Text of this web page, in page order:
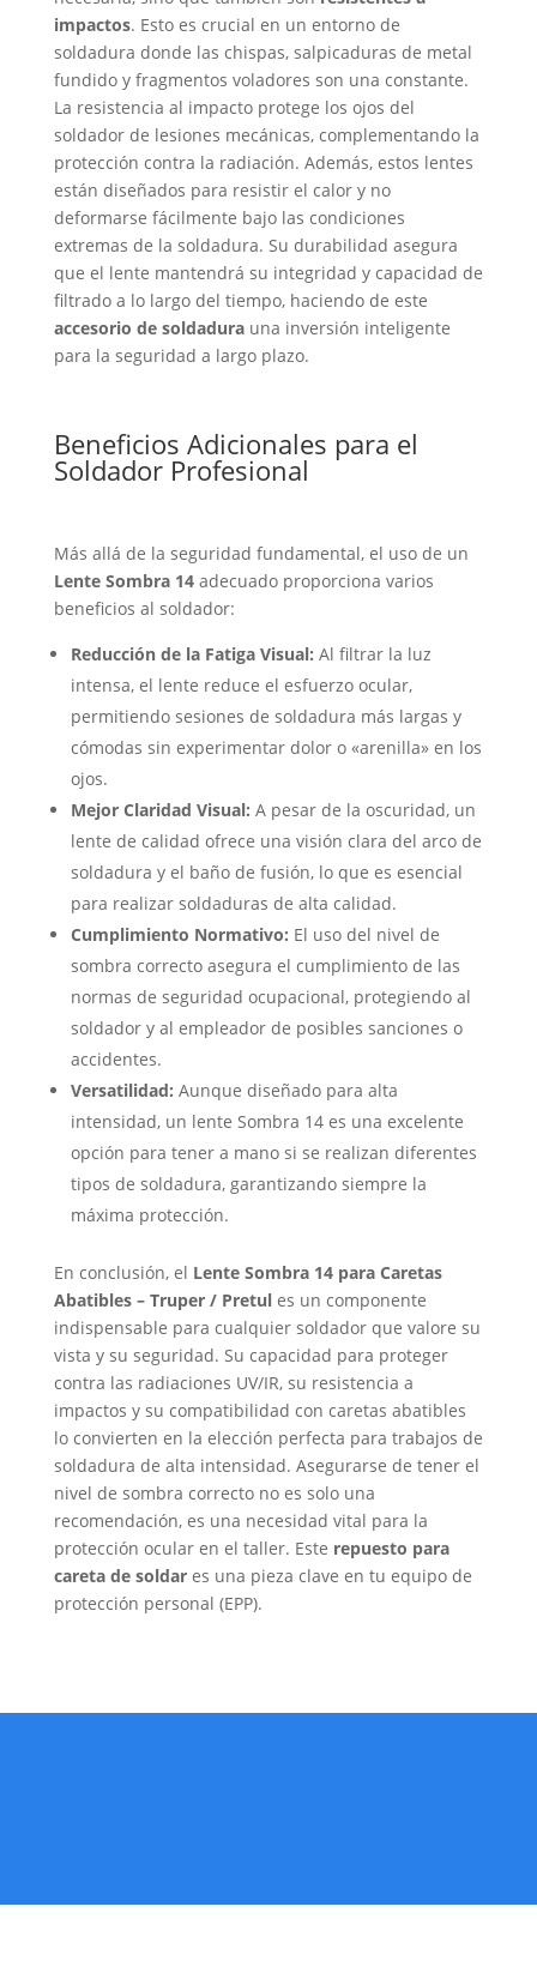
impactos. Esto es crucial en un entorno de
soldadura donde las chispas, salpicaduras de metal
fundido y fragmentos voladores son una constante.
La resistencia al impacto protege los ojos del
soldador de lesiones mecánicas, complementando la
protección contra la radiación. Además, estos lentes
están diseñados para resistir el calor y no
deformarse fácilmente bajo las condiciones
extremas de la soldadura. Su durabilidad asegura
que el lente mantendrá su integridad y capacidad de
filtrado a lo largo del tiempo, haciendo de este
accesorio de soldadurauna inversión inteligente
para la seguridad a largo plazo.
Beneficios Adicionales para el
Soldador Profesional
Más allá de la seguridad fundamental, el uso de un
Lente Sombra 14adecuado proporciona varios
beneficios al soldador:
Reducción de la Fatiga Visual: Al filtrar la luz
intensa, el lente reduce el esfuerzo ocular,
permitiendo sesiones de soldadura más largas y
cómodas sin experimentar dolor o «arenilla» en los
ojos.
Mejor Claridad Visual: A pesar de la oscuridad, un
lente de calidad ofrece una visión clara del arco de
soldadura y el baño de fusión, lo que es esencial
para realizar soldaduras de alta calidad.
Cumplimiento Normativo: El uso del nivel de
sombra correcto asegura el cumplimiento de las
normas de seguridad ocupacional, protegiendo al
soldador y al empleador de posibles sanciones o
accidentes.
Versatilidad: Aunque diseñado para alta
intensidad, un lente Sombra 14 es una excelente
opción para tener a mano si se realizan diferentes
tipos de soldadura, garantizando siempre la
máxima protección.
En conclusión, el Lente Sombra 14 para Caretas
Abatibles – Truper / Pretules un componente
indispensable para cualquier soldador que valore su
vista y su seguridad. Su capacidad para proteger
contra las radiaciones UV/IR, su resistencia a
impactos y su compatibilidad con caretas abatibles
lo convierten en la elección perfecta para trabajos de
soldadura de alta intensidad. Asegurarse de tener el
nivel de sombra correcto no es solo una
recomendación, es una necesidad vital para la
protección ocular en el taller. Este repuesto para
careta de soldares una pieza clave en tu equipo de
protección personal (EPP).